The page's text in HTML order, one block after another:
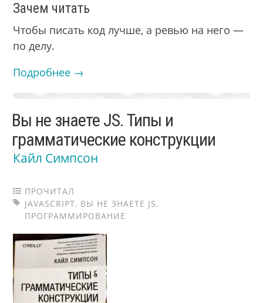
Зачем читать
Чтобы писать код лучше, а ревью на него —
по делу.
Подробнее →
Вы не знаете JS. Типы и
грамматические конструкции
Кайл Симпсон
ПРОЧИТАЛ
JAVASCRIPT, ВЫ НЕ ЗНАЕТЕ JS,
ПРОГРАММИРОВАНИЕ